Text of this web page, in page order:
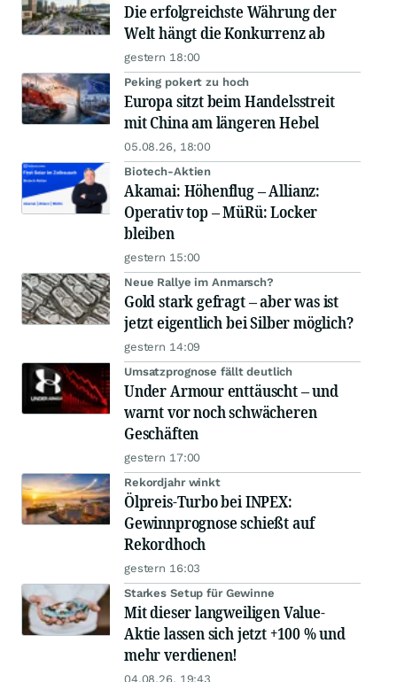
Die erfolgreichste Währung der
Welt hängt die Konkurrenz ab
gestern 18:00
Peking pokert zu hoch
Europa sitzt beim Handelsstreit
mit China am längeren Hebel
05.08.26, 18:00
Biotech-Aktien
Akamai: Höhenflug – Allianz:
Operativ top – MüRü: Locker
bleiben
gestern 15:00
Neue Rallye im Anmarsch?
Gold stark gefragt – aber was ist
jetzt eigentlich bei Silber möglich?
gestern 14:09
Umsatzprognose fällt deutlich
Under Armour enttäuscht – und
warnt vor noch schwächeren
Geschäften
gestern 17:00
Rekordjahr winkt
Ölpreis-Turbo bei INPEX:
Gewinnprognose schießt auf
Rekordhoch
gestern 16:03
Starkes Setup für Gewinne
Mit dieser langweiligen Value-
Aktie lassen sich jetzt +100 % und
mehr verdienen!
04.08.26, 19:43